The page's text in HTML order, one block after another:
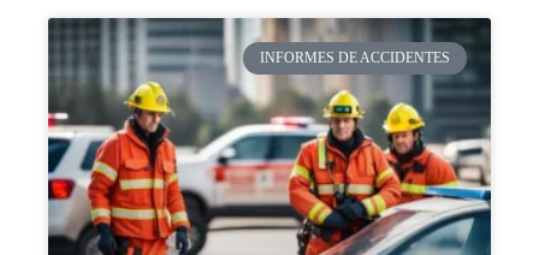
INFORMES DE ACCIDENTES